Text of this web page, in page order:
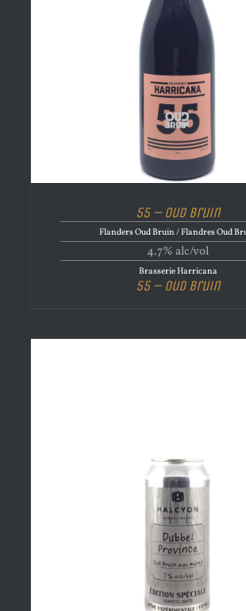
55 – Oud Bruin
Flanders Oud Bruin / Flandres Oud
4.7% alc/vol
Brasserie Harricana
55 – Oud Bruin